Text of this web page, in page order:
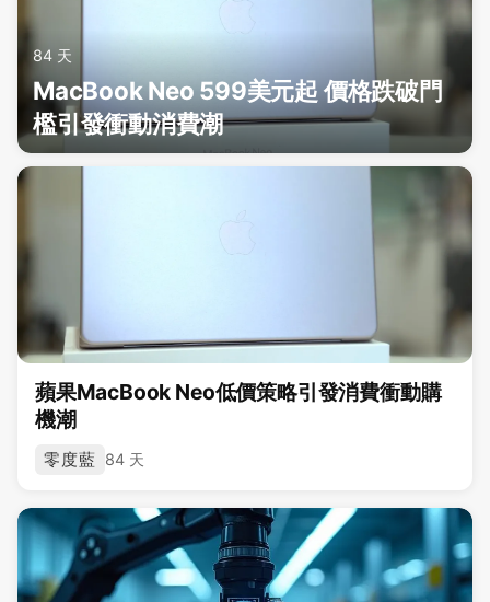
84 天
MacBook Neo 599美元起 價格跌破門
檻引發衝動消費潮
蘋果MacBook Neo低價策略引發消費衝動購
機潮
零度藍 84 天